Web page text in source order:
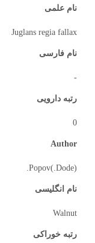
نام علمی
Juglans regia fallax
نام فارسی
-
رتبه دارویی
0
Author
(Dode.)Popov.
نام انگلیسی
Walnut
رتبه خوراکی